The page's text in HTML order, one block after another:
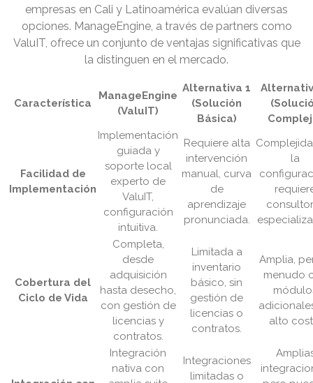
empresas en Cali y Latinoamérica evalúan diversas
opciones. ManageEngine, a través de partners como
ValuIT, ofrece un conjunto de ventajas significativas que
la distinguen en el mercado.
Característica
ManageEngine
(ValuIT)
Alternativa 1
(Solución
Básica)
Facilidad de
Implementación
Implementación
guiada y
soporte local
experto de
ValuIT,
configuración
intuitiva.
Requiere alta
intervención
manual, curva
de
aprendizaje
pronunciada.
la
Cobertura del
Ciclo de Vida
Completa,
desde
adquisición
hasta desecho,
con gestión de
licencias y
contratos.
Limitada a
inventario
básico, sin
gestión de
licencias o
contratos.
Amplia,
menudo
alto
Integración
nativa con
Integraciones
limitadas o